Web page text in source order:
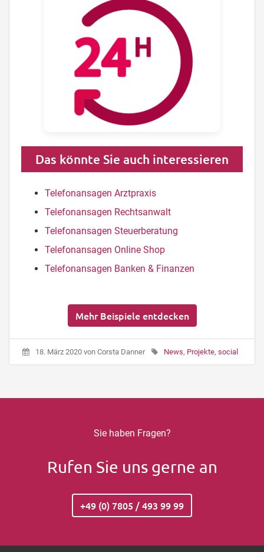
Das könnte Sie auch interessieren
Telefonansagen Arztpraxis
Telefonansagen Rechtsanwalt
Telefonansagen Steuerberatung
Telefonansagen Online Shop
Telefonansagen Banken & Finanzen
Mehr Beispiele entdecken
18. März 2020 von Corsta Danner News, Projekte, social
Sie haben Fragen?
Rufen Sie uns gerne an
+49 (0) 7805 / 493 99 99